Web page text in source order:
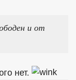
и от
нет.